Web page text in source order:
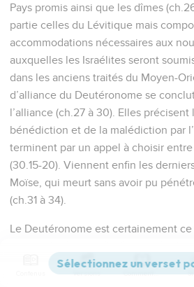
Pays promis ainsi que les dîmes
partie celles du Lévitique mais
accommodations nécessaires aux
auxquelles les Israélites seront
dans les anciens traités du Moyen-
d’alliance du Deutéronome se
l’alliance (ch.27 à 30). Elles
bénédiction et de la malédiction par
terminent par un appel à choisir
(30.15-20). Viennent enfin les
Moïse, qui meurt sans avoir pu
(ch.31 à 34).
Le Deutéronome est certainement ce
Temple. Son contenu a inspiré la
Versions Commentaires